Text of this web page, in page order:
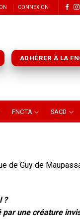
CONNEXION
ADHÉRER À LA
FNCTA SACD
de Guy de
?
par une créature